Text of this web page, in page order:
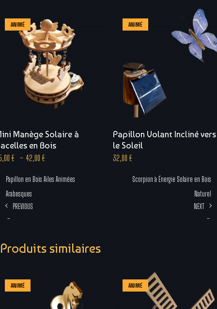
ANIMÉ
Manège Solaire à
en Bois
€ – 42,00 €
ANIMÉ
Papillon Volant Incliné vers
le Soleil
32,00 €
Papillon en Bois Ailes Animées
Arabesques
PREVIOUS
–
de
à
Scorpion à Énergie Solaire en Bois
Naturel
NEXT
–
à
Produits similaires
ANIMÉ ANIMÉ